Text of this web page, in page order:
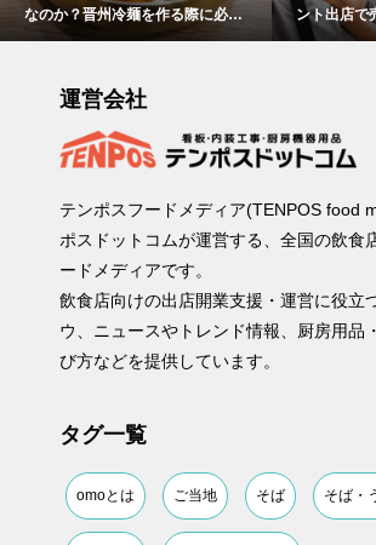
なのか？晋州冷麺を作る際に必要
なアイテムとは？
ント出店で
りのポイン
運営会社
テンポスフードメディア(TENPOS food
ポスドットコムが運営する、全国の飲食
ードメディアです。
飲食店向けの出店開業支援・運営に役立
ウ、ニュースやトレンド情報、厨房用品
び方などを提供しています。
タグ一覧
omoとは ご当地 そば そば・